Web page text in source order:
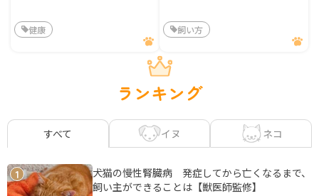
健康 飼い方
ランキング
すべて イヌ ネコ
1
犬猫の慢性腎臓病 発症してから亡くなるまで、
飼い主ができることは【獣医師監修】